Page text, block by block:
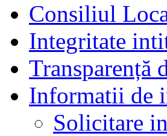
Consiliul
Integritate
Transparență
Informatii de
Solicitare